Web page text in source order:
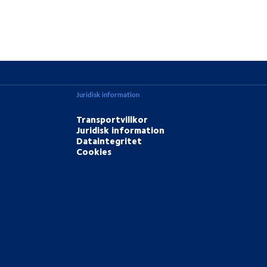
Juridisk information
Transportvillkor
Juridisk information
Dataintegritet
Cookies